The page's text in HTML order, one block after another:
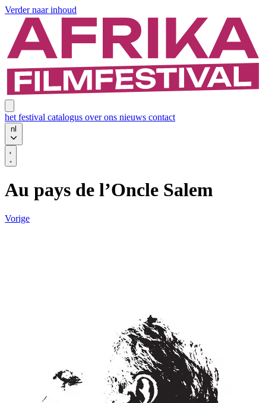
Verder naar inhoud
het festival catalogus over ons nieuws contact
nl
Au pays de l’Oncle Salem
Vorige